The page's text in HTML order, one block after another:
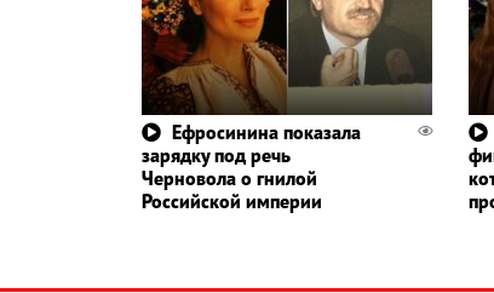
Ефросинина показала
зарядку под речь
Черновола о гнилой
Российской империи